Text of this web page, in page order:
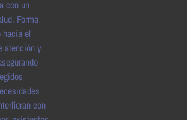
con un
Forma
hacia el
atención y
con